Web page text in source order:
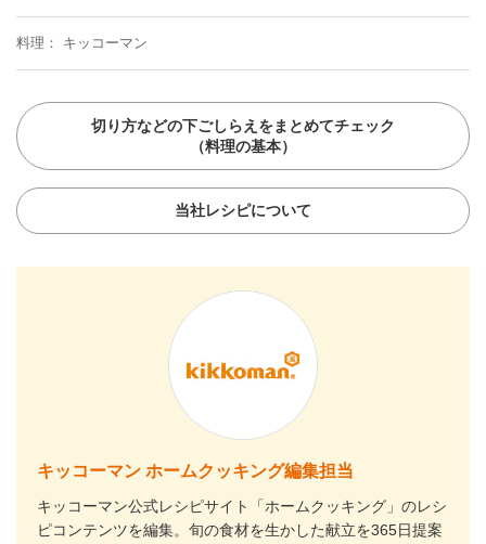
料理 キッコーマン
切り方などの下ごしらえをまとめてチェック
（料理の基本）
当社レシピについて
キッコーマン ホームクッキング編集担当
キッコーマン公式レシピサイト「ホームクッキング」のレシ
ピコンテンツを編集。旬の食材を生かした献立を365日提案